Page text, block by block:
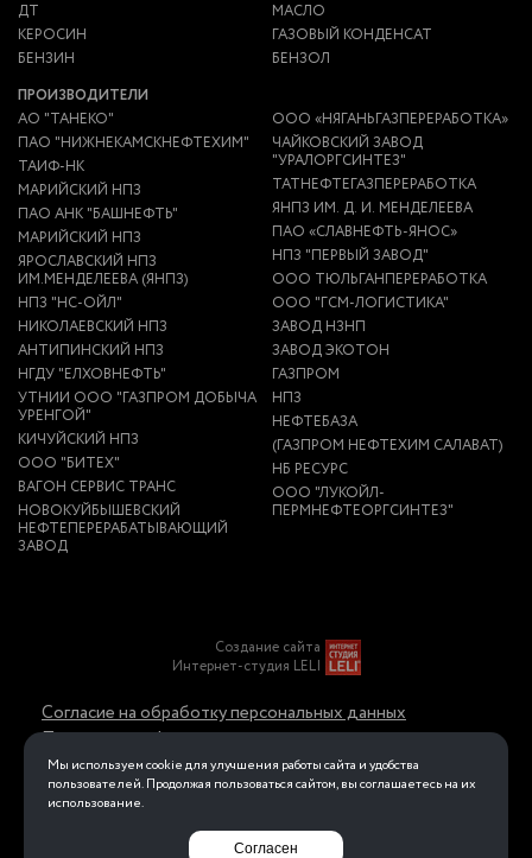
ДТ
КЕРОСИН
БЕНЗИН
МАСЛО
ГАЗОВЫЙ КОНДЕНСАТ
БЕНЗОЛ
ПРОИЗВОДИТЕЛИ
АО "ТАНЕКО"
ПАО "НИЖНЕКАМСКНЕФТЕХИМ"
ТАИФ-НК
МАРИЙСКИЙ НПЗ
ПАО АНК "БАШНЕФТЬ"
МАРИЙСКИЙ НПЗ
ЯРОСЛАВСКИЙ НПЗ
ИМ.МЕНДЕЛЕЕВА (ЯНПЗ)
НПЗ "НС-ОЙЛ"
НИКОЛАЕВСКИЙ НПЗ
АНТИПИНСКИЙ НПЗ
НГДУ "ЕЛХОВНЕФТЬ"
УТНИИ ООО "ГАЗПРОМ ДОБЫЧА
УРЕНГОЙ"
КИЧУЙСКИЙ НПЗ
ООО "БИТЕХ"
ВАГОН СЕРВИС ТРАНС
НОВОКУЙБЫШЕВСКИЙ
НЕФТЕПЕРЕРАБАТЫВАЮЩИЙ
ЗАВОД
ООО «НЯГАНЬГАЗПЕРЕРАБОТКА»
ЧАЙКОВСКИЙ ЗАВОД
"УРАЛОРГСИНТЕЗ"
ТАТНЕФТЕГАЗПЕРЕРАБОТКА
ЯНПЗ ИМ. Д. И. МЕНДЕЛЕЕВА
ПАО «СЛАВНЕФТЬ-ЯНОС»
НПЗ "ПЕРВЫЙ ЗАВОД"
ООО ТЮЛЬГАНПЕРЕРАБОТКА
ООО "ГСМ-ЛОГИСТИКА"
ЗАВОД НЗНП
ЗАВОД ЭКОТОН
ГАЗПРОМ
НПЗ
НЕФТЕБАЗА
(ГАЗПРОМ НЕФТЕХИМ САЛАВАТ)
НБ РЕСУРС
ООО "ЛУКОЙЛ-
ПЕРМНЕФТЕОРГСИНТЕЗ"
Создание сайта
Интернет-студия LELI
Согласие на обработку персональных данных
Политика конфиденциальности в отношении
обработки персональных данных
Перейти на полную версию
Мы используем cookie для улучшения работы сайта и удобства
пользователей. Продолжая пользоваться сайтом, вы соглашаетесь на их
использование.
Согласен